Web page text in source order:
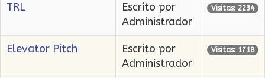
TRL
Escrito por
Administrador
Visitas: 2234
Elevator Pitch
Escrito por
Administrador
Visitas: 1718